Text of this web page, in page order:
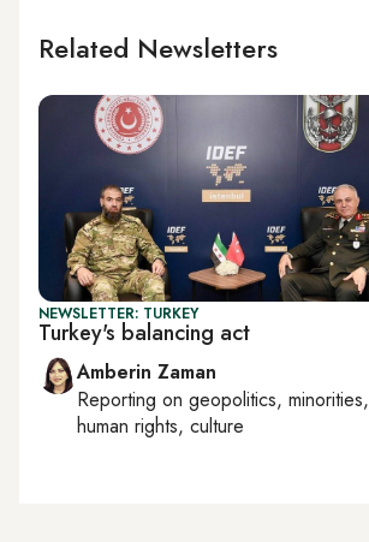
Related Newsletters
NEWSLETTER: TURKEY
Turkey's balancing act
Amberin Zaman
Reporting on geopolitics, minorities,
human rights, culture